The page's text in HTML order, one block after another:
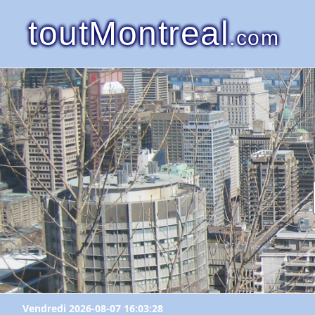
toutMontreal.com
Vendredi 2026-08-07 16:03:28